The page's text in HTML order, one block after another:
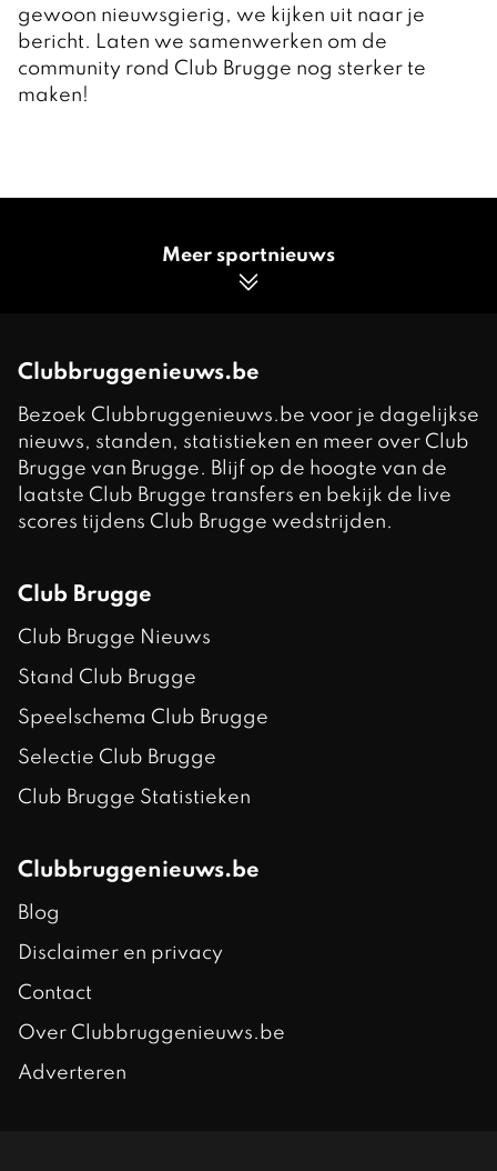
gewoon nieuwsgierig, we kijken uit naar je
bericht. Laten we samenwerken om de
community rond Club Brugge nog sterker te
maken!
Meer sportnieuws
Clubbruggenieuws.be
Bezoek Clubbruggenieuws.be voor je dagelijkse
nieuws, standen, statistieken en meer over Club
Brugge van Brugge. Blijf op de hoogte van de
laatste Club Brugge transfers en bekijk de live
scores tijdens Club Brugge wedstrijden.
Club Brugge
Club Brugge Nieuws
Stand Club Brugge
Speelschema Club Brugge
Selectie Club Brugge
Club Brugge Statistieken
Clubbruggenieuws.be
Blog
Disclaimer en privacy
Contact
Over Clubbruggenieuws.be
Adverteren